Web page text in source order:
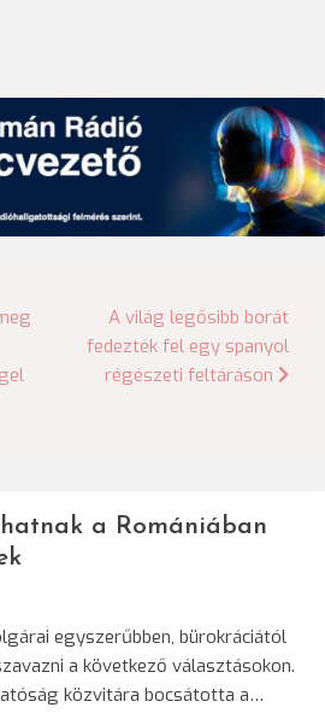
A világ legősibb borát
fedezték fel egy spanyol
régészeti feltáráson
a Romániában
egyszerűbben, bürokráciától
a következő választásokon.
közvitára bocsátotta a…